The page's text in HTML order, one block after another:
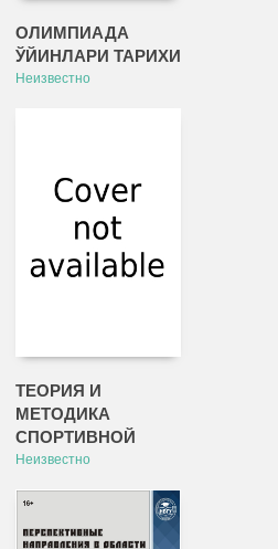
ОЛИМПИАДА
ЎЙИНЛАРИ ТАРИХИ
Неизвестно
ТЕОРИЯ И
МЕТОДИКА
СПОРТИВНОЙ
Неизвестно